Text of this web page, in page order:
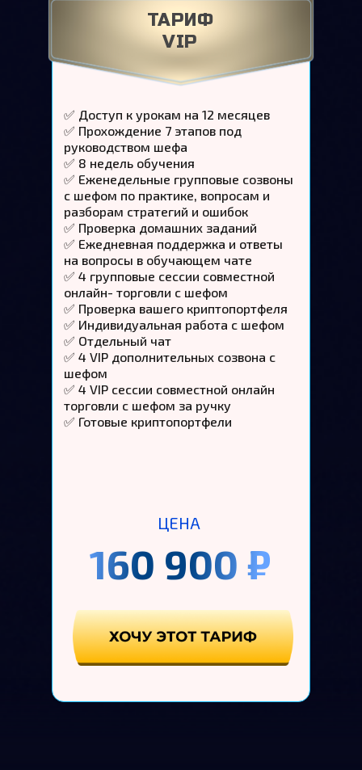
ТАРИФ
VIP
✅ Доступ к урокам на 12 месяцев
✅ Прохождение 7 этапов под
руководством шефа
✅ 8 недель обучения
✅ Еженедельные групповые созвоны
с шефом по практике, вопросам и
разборам стратегий и ошибок
✅ Проверка домашних заданий
✅ Ежедневная поддержка и ответы
на вопросы в обучающем чате
✅ 4 групповые сессии совместной
онлайн- торговли с шефом
✅ Проверка вашего криптопортфеля
✅ Индивидуальная работа с шефом
✅ Отдельный чат
✅ 4 VIP дополнительных созвона с
шефом
✅ 4 VIP cессии совместной онлайн
торговли с шефом за ручку
✅ Готовые криптопортфели
160 900 ₽
ЦЕНА